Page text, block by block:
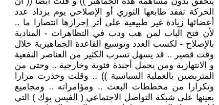
الحركة تفقد طابعها الثوري أو الإصلاحي يوم يزداد عدد
أعضائها زيادة غير طبيعية على أثر إحرازها انتصارا ما ..
لأن فتح الباب لمن هب ودب في التظاهرات - المنادية
بالإصلاح - لكسب العدد وتوسيع القاعدة الجماهيرية خلال
وقت قصير .. قد يسهل تسرب الكثير من العناصر النفعية
و الانتهازية ومن يحمل أجندة فئوية وخارجية .. وحتى من
المتربصين بالعملية السياسية )) .. وقلت وحذرت مرارا
وتكرارا من مخططات البعث .. ومؤامراته .. ومجاميع
بعينها على شبكة التواصل الاجتماعي ( الفيس بوك ) التي